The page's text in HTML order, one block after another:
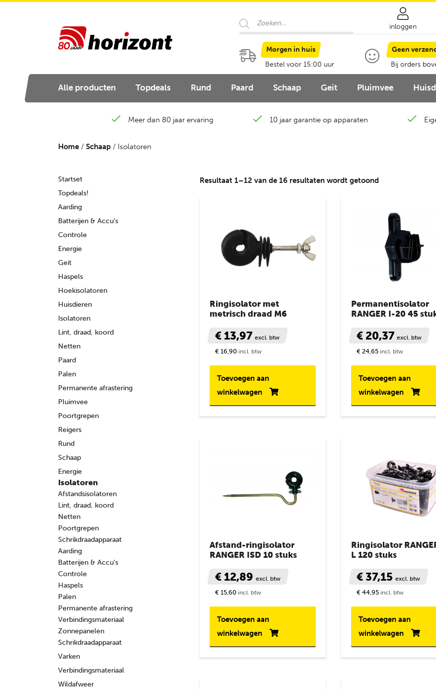
Producten
zoeken
inloggen
Morgen in huis
Bestel voor 15:00 uur
Geen
Bij orders
Alle producten Topdeals Rund Paard Schaap Geit Pluimvee
Meer dan 80 jaar ervaring 10 jaar garantie op apparaten
Resultaat 1–12 van de 16 resultaten wordt getoondGesorteerd
Ringisolator met
metrisch draad M6
€ 13,97 excl. btw
€ 16,90 incl. btw
Toevoegen aan
winkelwagen
Permanentisolator
RANGER I-20 45
€ 20,37excl. btw
€ 24,65 incl. btw
Toevoegen aan
winkelwagen
Afstand-ringisolator
RANGER ISD 10 stuks
€ 12,89 excl. btw
€ 15,60 incl. btw
Toevoegen aan
winkelwagen
Ringisolator
L 120 stuks
€ 37,15excl. btw
€ 44,95 incl. btw
Toevoegen aan
winkelwagen
Home / Schaap / Isolatoren
Startset
Topdeals!
Aarding
Batterijen & Accu's
Controle
Energie
Geit
Haspels
Hoekisolatoren
Huisdieren
Isolatoren
Lint, draad, koord
Netten
Paard
Palen
Permanente afrastering
Pluimvee
Poortgrepen
Reigers
Rund
Schaap
Energie
Isolatoren
Afstandsisolatoren
Lint, draad, koord
Netten
Poortgrepen
Schrikdraadapparaat
Aarding
Batterijen & Accu's
Controle
Haspels
Palen
Permanente afrastering
Verbindingsmateriaal
Zonnepanelen
Schrikdraadapparaat
Varken
Verbindingsmateriaal
Wildafweer